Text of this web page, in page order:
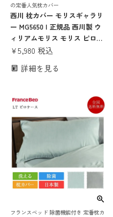
の定番人気枕カバー
西川 枕カバー モリスギャラリ
ー MG5650 | 正規品 西川製 ウ
ィリアムモリス モリス ピロー
ケース ピロケース 63×43 対応
ジ 紫 ラベンダー 綿100 洗える
¥5,980 税込
詳細を見る
フランスベッド 除菌機能付き 定番枕カ